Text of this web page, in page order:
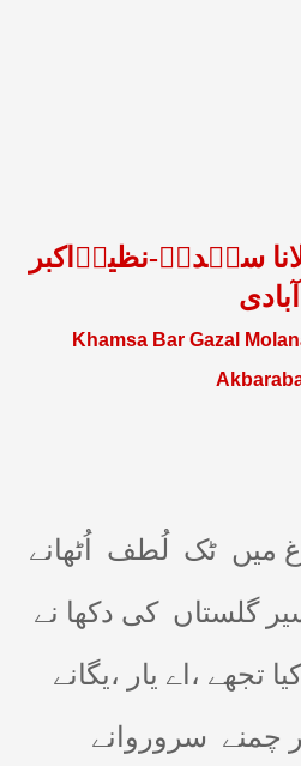
سعؔدیؒ-نظیرؔاکبر
آبادی
Khamsa Bar Gazal
میں ٹک لُطف
اُٹھانے
گلستاں کی دکھا نے
کیا تجھے ،اے یار ،یگانے
چمنے سروروانے